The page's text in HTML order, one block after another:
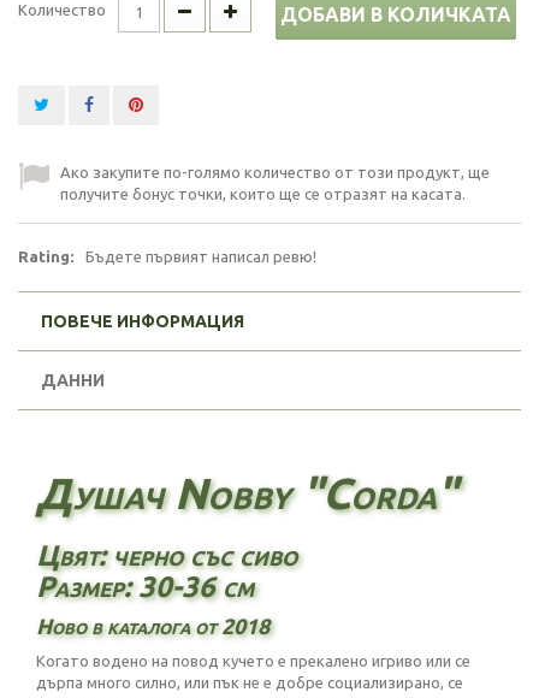
Количество ДОБАВИ В КОЛИЧКАТА
Ако закупите по-голямо количество от този продукт, ще
получите бонус точки, които ще се отразят на касата.
Rating: Бъдете първият написал ревю!
ПОВЕЧЕ ИНФОРМАЦИЯ
ДАННИ
Душач Nobby "Corda"
Цвят: черно със сиво
Размер: 30-36 см
Ново в каталога от 2018
Когато водено на повод кучето е прекалено игриво или се
дърпа много силно, или пък не е добре социализирано, се